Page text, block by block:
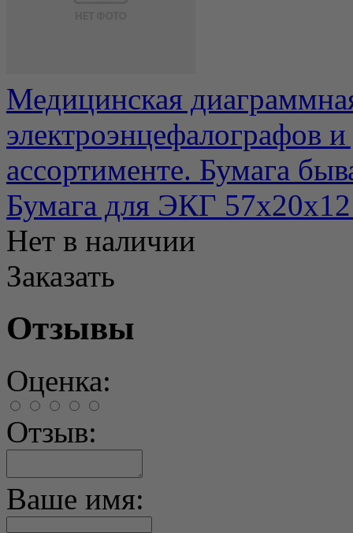
Медицинская
электроэнцефалографов
ассортименте. Бумага
Бумага для ЭКГ
Нет в наличии
Заказать
Отзывы
Оценка:
Отзыв:
Ваше имя: